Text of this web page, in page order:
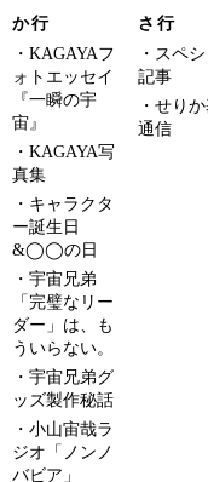
か行
KAGAYAフ
ォトエッセイ
『一瞬の宇
宙』
KAGAYA写
真集
キャラクタ
ー誕生日
&◯◯の日
宇宙兄弟
「完璧なリー
ダー」は、も
ういらない。
宇宙兄弟グ
ッズ製作秘話
小山宙哉ラ
ジオ「ノンノ
バビア」
さ行
スペ
記事
せり
通信